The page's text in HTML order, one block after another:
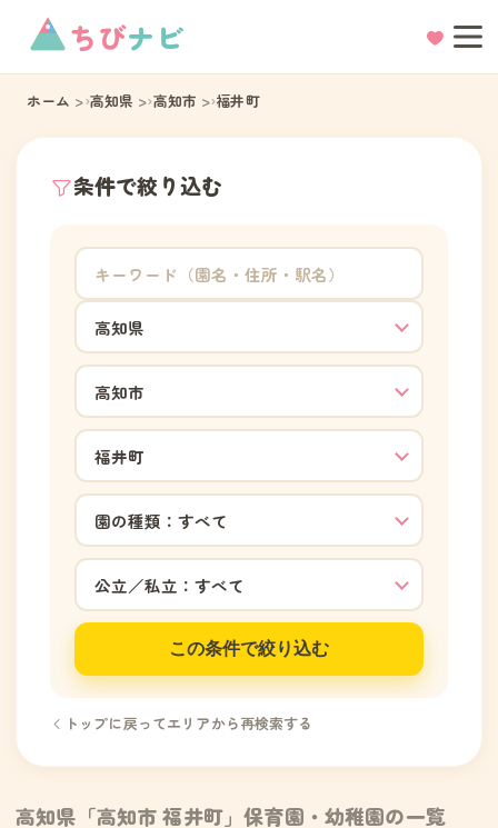
ちびナビ
ホーム 高知県 高知市 福井町
条件で絞り込む
この条件で絞り込む
トップに戻ってエリアから再検索する
高知県「高知市 福井町」保育園・幼稚園の一覧